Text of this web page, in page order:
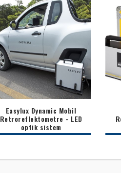
Easylux Dynamic Mobil
Retroreflektometre - LED
optik sistem